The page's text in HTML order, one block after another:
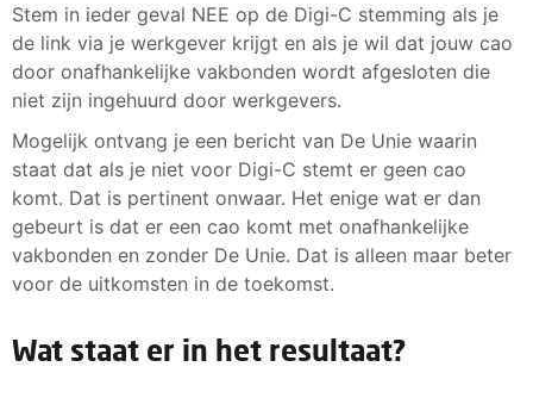
Stem in ieder geval NEE op de Digi-C stemming als je
de link via je werkgever krijgt en als je wil dat jouw cao
door onafhankelijke vakbonden wordt afgesloten die
niet zijn ingehuurd door werkgevers.
Mogelijk ontvang je een bericht van De Unie waarin
staat dat als je niet voor Digi-C stemt er geen cao
komt. Dat is pertinent onwaar. Het enige wat er dan
gebeurt is dat er een cao komt met onafhankelijke
vakbonden en zonder De Unie. Dat is alleen maar beter
voor de uitkomsten in de toekomst.
Wat staat er in het resultaat?